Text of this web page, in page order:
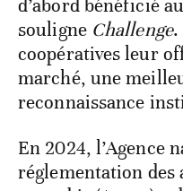
d’abord bénéficié
souligne Challenge.
coopératives leur
marché, une
reconnaissance
En 2024, l’Agence
réglementation des